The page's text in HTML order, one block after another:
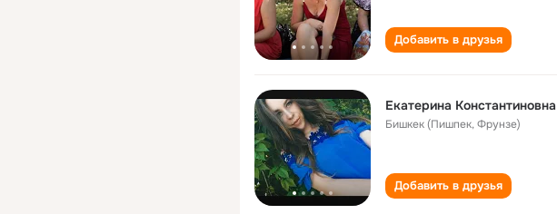
Добавить в друзья
Екатерина Константиновна
Бишкек (Пишпек, Фрунзе)
Добавить в друзья